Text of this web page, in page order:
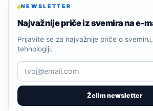
NEWSLETTER
Najvažnije priče iz svemira na e-
Želim newsletter
Prijavite se za najvažnije priče o
tehnologiji.